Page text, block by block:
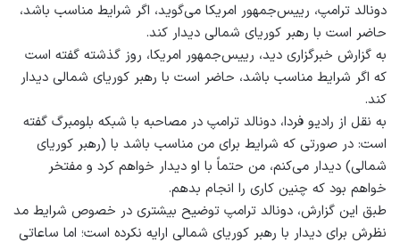
دونالد ترامپ، رییس‌جمهور امریکا می‌گوید، اگر شرایط مناسب باشد،
حاضر است با رهبر کوریای شمالی دیدار کند.
به گزارش خبرگزاری دید، رییس‌جمهور امریکا، روز گذشته گفته است
که اگر شرایط مناسب باشد، حاضر است با رهبر کوریای شمالی دیدار
کند.
به نقل از رادیو فردا، دونالد ترامپ در مصاحبه با شبکه بلومبرگ گفته
است: در صورتی که شرایط برای من مناسب باشد با (رهبر کوریای
شمالی) دیدار می‌کنم، من حتماً با او دیدار خواهم کرد و مفتخر
خواهم بود که چنین کاری را انجام بدهم.
طبق این گزارش، دونالد ترامپ توضیح بیشتری در خصوص شرایط مد
نظرش برای دیدار با رهبر کوریای شمالی ارایه نکرده است؛ اما ساعاتی